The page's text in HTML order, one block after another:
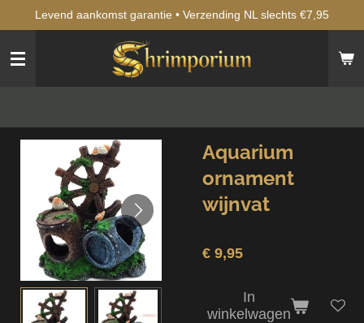
naar
hoofdinhoud
Levend aankomst garantie • Verzending NL slechts €7,95
Aquarium
ornament
wijnvat
€ 9,95
In
winkelwagen